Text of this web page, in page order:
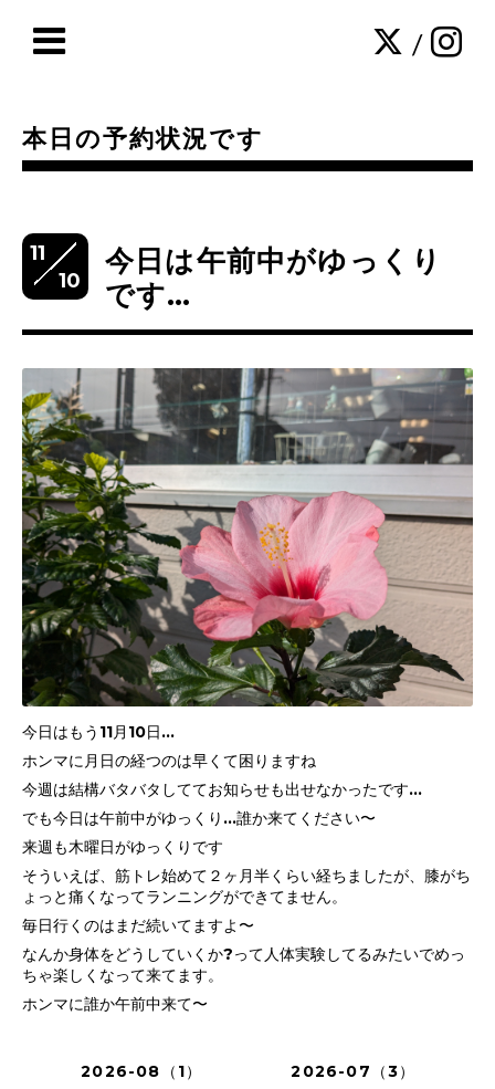
/
本日の予約状況です
11
10
今日は午前中がゆっくり
です…
今日はもう11月10日…
ホンマに月日の経つのは早くて困りますね
今週は結構バタバタしててお知らせも出せなかったです…
でも今日は午前中がゆっくり…誰か来てください〜
来週も木曜日がゆっくりです
そういえば、筋トレ始めて２ヶ月半くらい経ちましたが、膝がち
ょっと痛くなってランニングができてません。
毎日行くのはまだ続いてますよ〜
なんか身体をどうしていくか?って人体実験してるみたいでめっ
ちゃ楽しくなって来てます。
ホンマに誰か午前中来て〜
2026-08（1）
2026-07（3）